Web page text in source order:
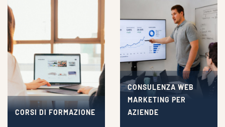
CORSI DI FORMAZIONE
CONSULENZA WEB
MARKETING PER
AZIENDE